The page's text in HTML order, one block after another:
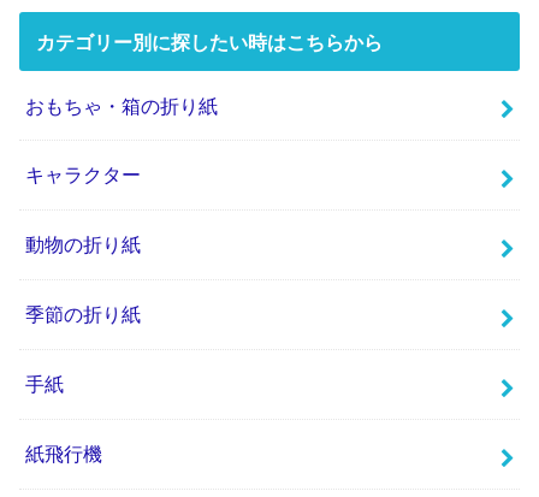
紙飛行機の作り方まとめ！【正方形の折り紙や長方形・
A4の紙】簡単な折り方を紹介
カテゴリー別に探したい時はこちらから
おもちゃ・箱の折り紙